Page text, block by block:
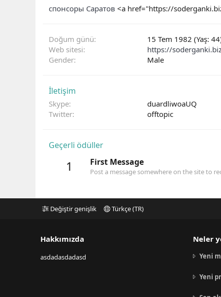
спонсоры Саратов <a href="https://
Doğum günü
15 Tem 1982 (Yaş:
Web sitesi
https://
Gender
Male
İletişim
Skype
duardliwoaUQ
Twitter
offtopic
Geçerli ödüller
1 First Message
Post a message somewhere on the site to
Değiştir genişlik Türkçe (TR)
Hakkımızda
asdadasdadasd
Neler
Yeni
Yeni